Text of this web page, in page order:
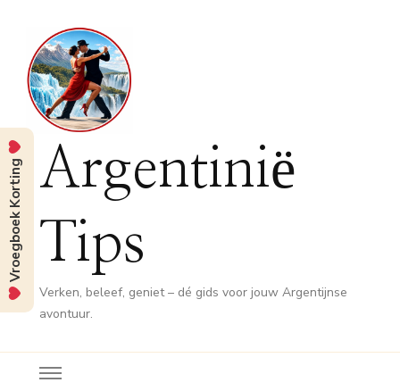
Argentinië
Tips
Verken, beleef, geniet – dé gids voor jouw Argentijnse
avontuur.
Vroegboek Korting